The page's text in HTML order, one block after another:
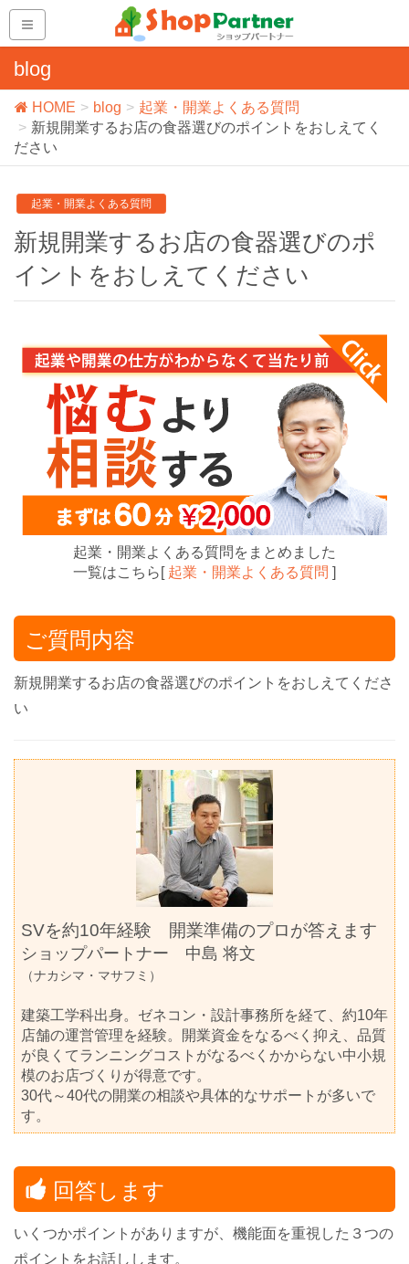
blog
HOME blog
起業・開業よくある質問
新規開業するお店の食器選びのポイントをおしえてく
ださい
起業・開業よくある質問
新規開業するお店の食器選びのポ
イントをおしえてください
起業・開業よくある質問をまとめました
一覧はこちら[ 起業・開業よくある質問 ]
ご質問内容
新規開業するお店の食器選びのポイントをおしえてくださ
い
SVを約10年経験 開業準備のプロが答えます
ショップパートナー 中島 将文
（ナカシマ・マサフミ）
建築工学科出身。ゼネコン・設計事務所を経て、約10年
店舗の運営管理を経験。開業資金をなるべく抑え、品質
が良くてランニングコストがなるべくかからない中小規
模のお店づくりが得意です。
30代～40代の開業の相談や具体的なサポートが多いで
す。
回答します
いくつかポイントがありますが、機能面を重視した３つの
ポイントをお話しします。